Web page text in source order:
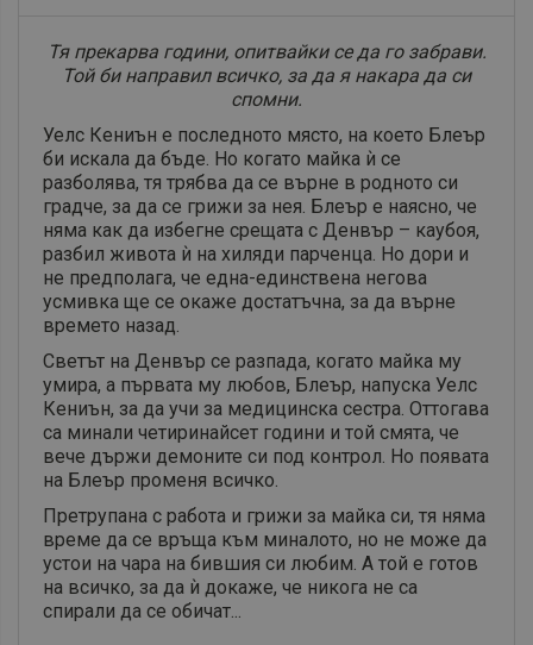
Тя прекарва години, опитвайки се да го забрави.
Той би направил всичко, за да я накара да си
спомни.
Уелс Кениън е последното място, на което Блеър
би искала да бъде. Но когато майка ѝ се
разболява, тя трябва да се върне в родното си
градче, за да се грижи за нея. Блеър е наясно, че
няма как да избегне срещата с Денвър – каубоя,
разбил живота ѝ на хиляди парченца. Но дори и
не предполага, че една-единствена негова
усмивка ще се окаже достатъчна, за да върне
времето назад.
Светът на Денвър се разпада, когато майка му
умира, а първата му любов, Блеър, напуска Уелс
Кениън, за да учи за медицинска сестра. Оттогава
са минали четиринайсет години и той смята, че
вече държи демоните си под контрол. Но появата
на Блеър променя всичко.
Претрупана с работа и грижи за майка си, тя няма
време да се връща към миналото, но не може да
устои на чара на бившия си любим. А той е готов
на всичко, за да ѝ докаже, че никога не са
спирали да се обичат...